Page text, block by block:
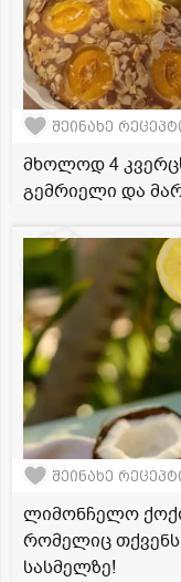
შეინახე
მხოლოდ 4
გემრიელი და
შეინახე
ლიმონჩელო
რომელიც
სასმელზე!